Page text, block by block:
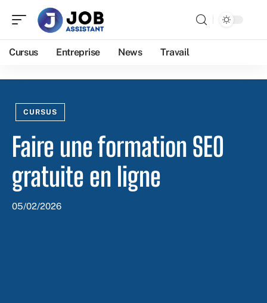
Cursus Entreprise News Travail
CURSUS
Faire une formation SEO
gratuite en ligne
05/02/2026